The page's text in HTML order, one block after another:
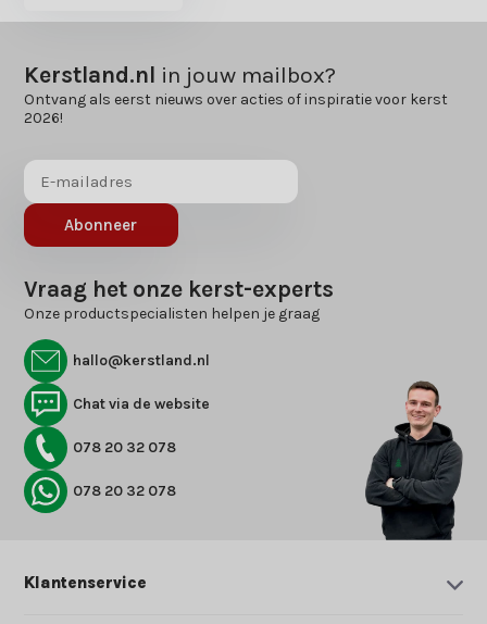
Kerstland.nl in jouw mailbox?
Ontvang als eerst nieuws over acties of inspiratie voor kerst
2026!
Abonneer
Vraag het onze kerst-experts
Onze productspecialisten helpen je graag
hallo@kerstland.nl
Chat via de website
078 20 32 078
078 20 32 078
Klantenservice